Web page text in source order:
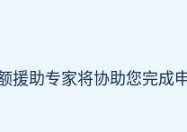
援助专家将协助您完成